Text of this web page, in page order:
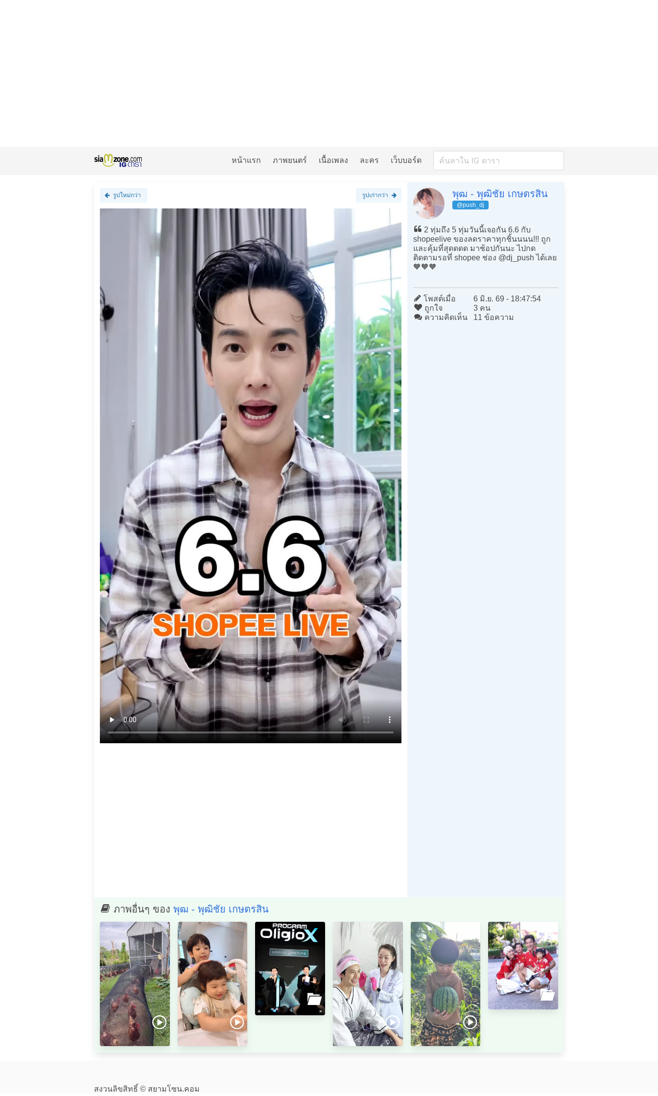
หน้าแรก ภาพยนตร์ เนื้อเพลง ละคร เว็บบอร์ด
รูปใหม่กว่า รูปเก่ากว่า พุฒ - พุฒิชัย เกษตรสิน
@push_dj
2 ทุ่มถึง 5 ทุ่มวันนี้เจอกัน 6.6 กับ
shopeelive ของลดราคาทุกชิ้นนนน!!! ถูก
และคุ้มที่สุดดดด มาช้อปกันนะ ไปกด
ติดตามรอที่ shopee ช่อง @dj_push ได้เลย
🧡🧡🧡
โพสต์เมื่อ
6 มิ.ย. 69 - 18:47:54
ถูกใจ
3 คน
ความคิดเห็น
11 ข้อความ
ภาพอื่นๆ ของพุฒ - พุฒิชัย เกษตรสิน
สงวนลิขสิทธิ์ © สยามโซน.คอม